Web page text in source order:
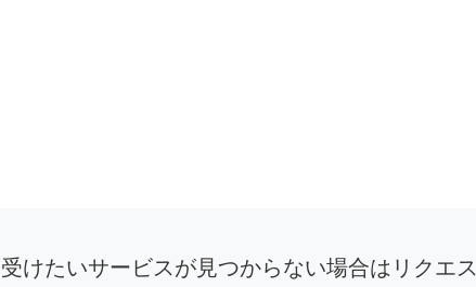
受けたいサービスが見つからない場合はリクエス